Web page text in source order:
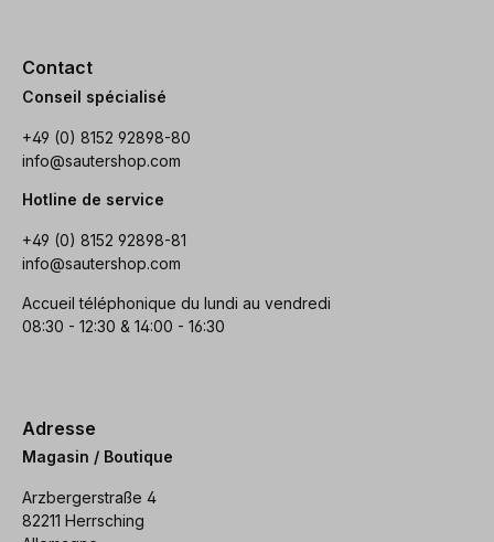
Contact
Conseil spécialisé
+49 (0) 8152 92898-80
info@sautershop.com
Hotline de service
+49 (0) 8152 92898-81
info@sautershop.com
Accueil téléphonique du lundi au vendredi
08:30 - 12:30 & 14:00 - 16:30
Adresse
Magasin / Boutique
Arzbergerstraße 4
82211 Herrsching